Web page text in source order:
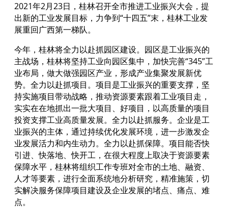
2021年2月23日，桂林召开全市推进工业振兴大会，提
出新的工业发展目标，力争到“十四五”末，桂林工业发
展重回广西第一梯队。
今年，桂林将全力以赴抓园区建设。园区是工业振兴的
主战场，桂林将坚持工业向园区集中，加快完善“345”工
业布局，做大做强园区产业，形成产业集聚发展新优
势。全力以赴抓项目。项目是工业振兴的重要支撑，坚
持实施项目带动战略，推动资源要素跟着工业项目走，
实实在在地抓出一批大项目、好项目，以高质量的项目
投资支撑工业高质量发展。全力以赴抓服务。企业是工
业振兴的主体，通过持续优化发展环境，进一步激发企
业发展活力和内生动力。全力以赴抓保障。项目能否快
引进、快落地、快开工，在很大程度上取决于资源要素
保障水平，桂林将组织工作专班对全市的土地、融资、
人才等要素，进行全面系统地分析研究，精准施策，切
实解决服务保障项目建设及企业发展的堵点、痛点、难
点。